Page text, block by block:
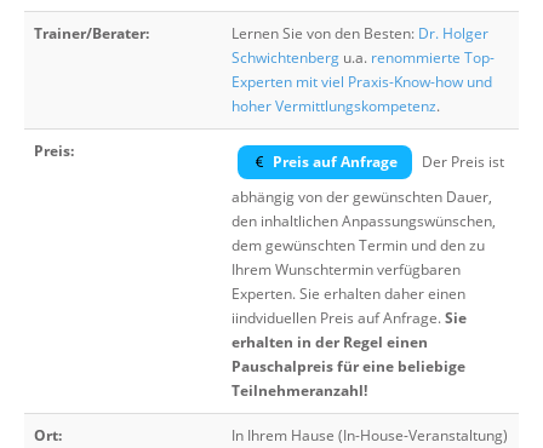
Trainer/Berater: Lernen Sie von den Besten: Dr. Holger
Schwichtenberg u.a. renommierte Top-
Experten mit viel Praxis-Know-how und
hoher Vermittlungskompetenz.
Preis:
Preis auf Anfrage
Der Preis ist
abhängig von der gewünschten Dauer,
den inhaltlichen Anpassungswünschen,
dem gewünschten Termin und den zu
Ihrem Wunschtermin verfügbaren
Experten. Sie erhalten daher einen
iindviduellen Preis auf Anfrage.Sie
erhalten in der Regel einen
Pauschalpreis für eine beliebige
Teilnehmeranzahl!
Ort: In Ihrem Hause (In-House-Veranstaltung)